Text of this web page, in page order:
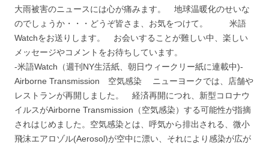
大雨被害のニュースには心が痛みます。 地球温暖化のせいな
のでしょうか・・・どうぞ皆さま、お気をつけて。 米語
Watchをお送りします。 お会いすることが難しい中、楽しい
メッセージやコメントをお待ちしています。
-米語Watch（週刊NY生活紙、朝日ウィークリー紙に連載中)-
Airborne Transmission 空気感染 ニューヨークでは、店舗や
レストランが再開しました。 経済再開につれ、新型コロナウ
イルスがAirborne Transmission（空気感染）する可能性が指摘
されはじめました。空気感染とは、呼気から排出される、微小
飛沫エアロゾル(Aerosol)が空中に漂い、それにより感染が広が